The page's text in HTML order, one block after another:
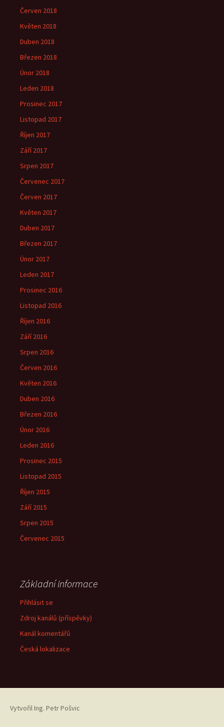
Červen 2018
Květen 2018
Duben 2018
Březen 2018
Únor 2018
Leden 2018
Prosinec 2017
Listopad 2017
Říjen 2017
Září 2017
Srpen 2017
Červenec 2017
Červen 2017
Květen 2017
Duben 2017
Březen 2017
Únor 2017
Leden 2017
Prosinec 2016
Listopad 2016
Říjen 2016
Září 2016
Srpen 2016
Červen 2016
Květen 2016
Duben 2016
Březen 2016
Únor 2016
Leden 2016
Prosinec 2015
Listopad 2015
Říjen 2015
Září 2015
Srpen 2015
Červenec 2015
Základní informace
Přihlásit se
Zdroj kanálů (příspěvky)
Kanál komentářů
Česká lokalizace
VytvořilIng. Petr Pošvic